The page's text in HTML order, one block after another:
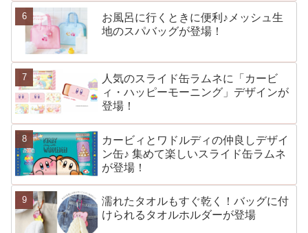
お風呂に行くときに便利♪メッシュ生
地のスパバッグが登場！
人気のスライド缶ラムネに「カービ
ィ・ハッピーモーニング」デザインが
登場！
カービィとワドルディの仲良しデザイ
ン缶♪ 集めて楽しいスライド缶ラムネ
が登場！
濡れたタオルもすぐ乾く！バッグに付
けられるタオルホルダーが登場